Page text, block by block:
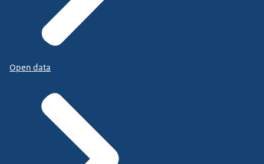
Open data